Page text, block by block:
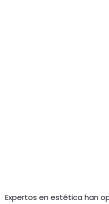
Expertos en estética han